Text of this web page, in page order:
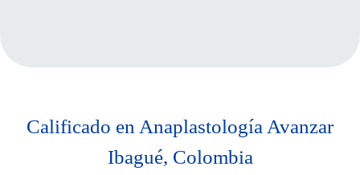
Calificado en Anaplastología Avanzar
Ibagué, Colombia